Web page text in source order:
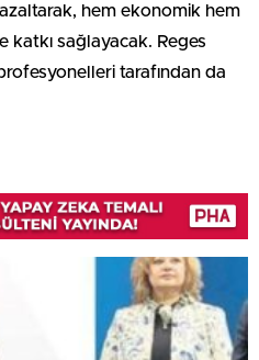
azaltarak, hem ekonomik hem
katkı sağlayacak. Reges
tarafından da